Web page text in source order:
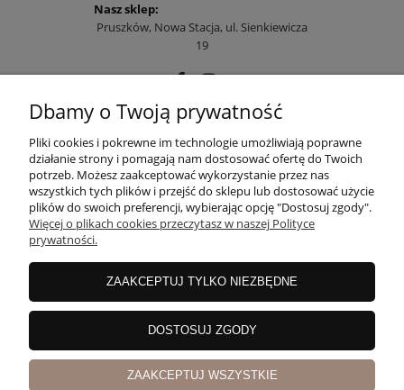
Nasz sklep:
Pruszków, Nowa Stacja, ul. Sienkiewicza
19
POMOC
MOJE KONTO
PŁATNOŚCI I DOSTAWA
INFORMACJE
O NAS
Dbamy o Twoją prywatność
Pliki cookies i pokrewne im technologie umożliwiają poprawne
działanie strony i pomagają nam dostosować ofertę do Twoich
potrzeb. Możesz zaakceptować wykorzystanie przez nas
wszystkich tych plików i przejść do sklepu lub dostosować użycie
plików do swoich preferencji, wybierając opcję "Dostosuj zgody".
Więcej o plikach cookies przeczytasz w naszej Polityce
prywatności.
ZAAKCEPTUJ TYLKO NIEZBĘDNE
DOSTOSUJ ZGODY
ZAAKCEPTUJ WSZYSTKIE